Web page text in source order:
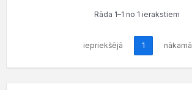
Rāda 1–1 no 1 ierakstiem
iepriekšējā 1 nākamā